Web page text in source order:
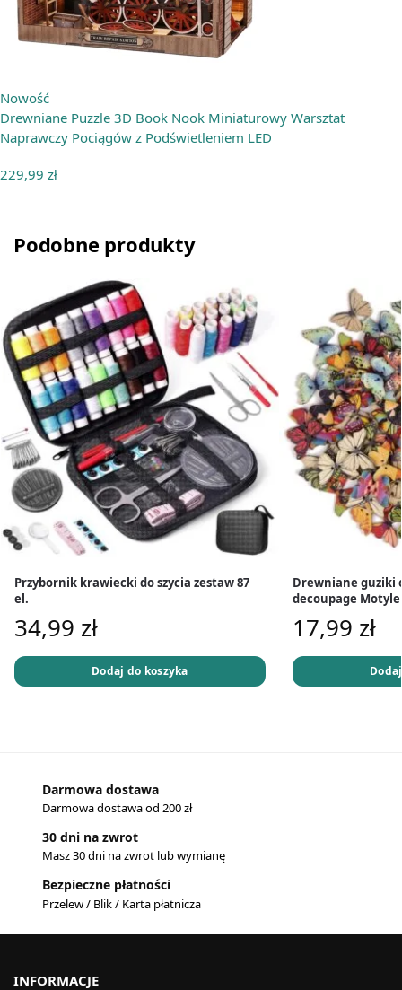
Nowość
Drewniane Puzzle 3D Book Nook Miniaturowy Warsztat
Naprawczy Pociągów z Podświetleniem LED
229,99 zł
Podobne produkty
Przybornik krawiecki do szycia zestaw 87
el.
34,99 zł
Dodaj do koszyka
Drewniane guziki
decoupage Motyle
17,99 zł
Darmowa dostawa
Darmowa dostawa od 200 zł
30 dni na zwrot
Masz 30 dni na zwrot lub wymianę
Bezpieczne płatności
Przelew / Blik / Karta płatnicza
INFORMACJE